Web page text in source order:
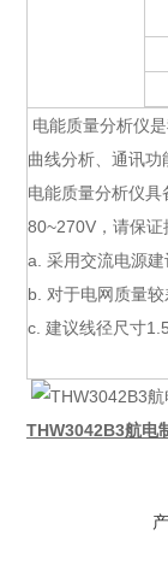
电能质量分析仪
曲线分析、通讯
电能质量分析仪
80~270V，请保
a. 采用交流电源
b. 对于电网质量
c. 建议线径尺寸
THW3042B3航电